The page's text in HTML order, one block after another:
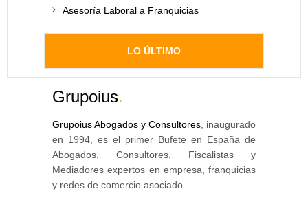
Asesoría Laboral a Franquicias
LO ÚLTIMO
Grupoius.
Grupoius Abogados y Consultores , inaugurado
en 1994, es el primer Bufete en España de
Abogados, Consultores, Fiscalistas y
Mediadores expertos en empresa, franquicias
y redes de comercio asociado.